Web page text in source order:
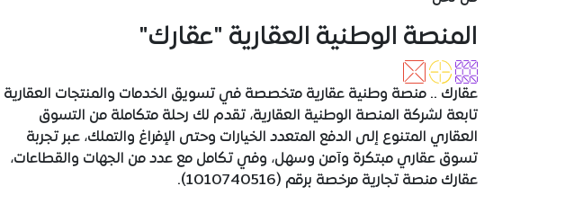
المنصة الوطنية العقارية "عقارك"
عقارك .. منصة وطنية عقارية متخصصة في تسويق الخدمات والمنتجات العقارية
تابعة لشركة المنصة الوطنية العقارية، تقدم لك رحلة متكاملة من التسوق
العقاري المتنوع إلى الدفع المتعدد الخيارات وحتى الإفراغ والتملك، عبر تجربة
تسوق عقاري مبتكرة وآمن وسهل، وفي تكامل مع عدد من الجهات والقطاعات،
عقارك منصة تجارية مرخصة برقم (1010740516).